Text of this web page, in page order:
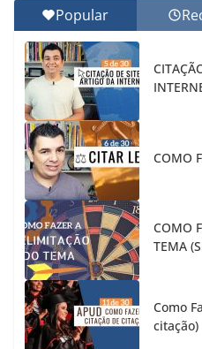
Popular
COMO
COMO
TEMA
Como
citação)